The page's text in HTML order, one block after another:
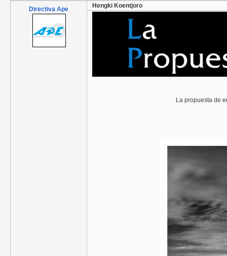
Directiva Ape Hengki Koentjoro
La propuesta de